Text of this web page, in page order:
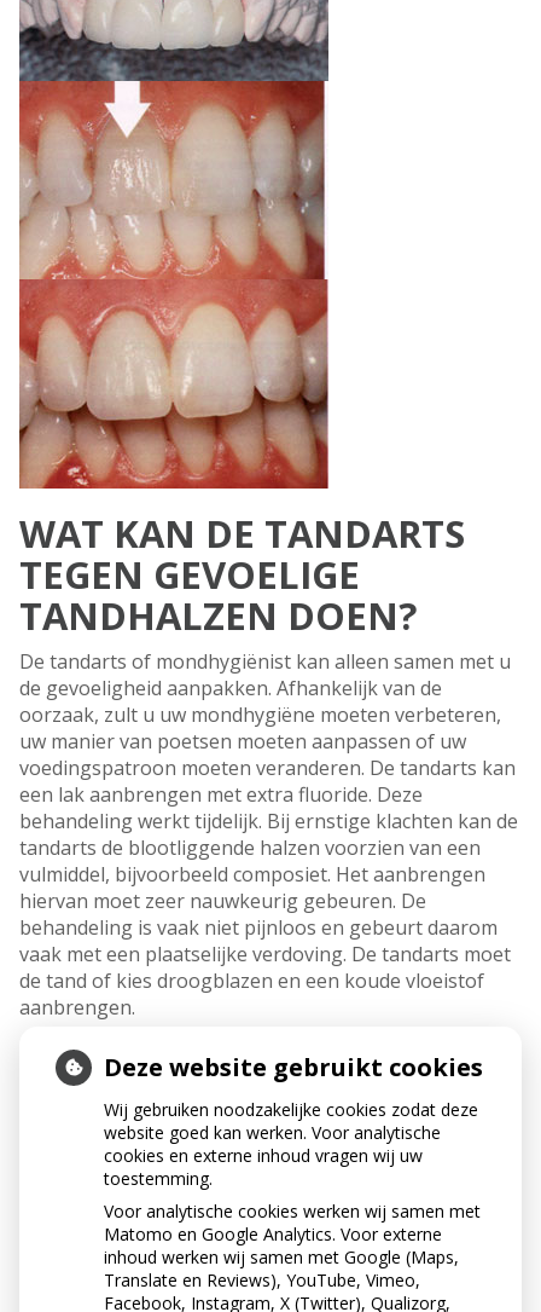
WAT KAN DE TANDARTS
TEGEN GEVOELIGE
TANDHALZEN DOEN?
De tandarts of mondhygiënist kan alleen samen met u
de gevoeligheid aanpakken. Afhankelijk van de
oorzaak, zult u uw mondhygiëne moeten verbeteren,
uw manier van poetsen moeten aanpassen of uw
voedingspatroon moeten veranderen. De tandarts kan
een lak aanbrengen met extra fluoride. Deze
behandeling werkt tijdelijk. Bij ernstige klachten kan de
tandarts de blootliggende halzen voorzien van een
vulmiddel, bijvoorbeeld composiet. Het aanbrengen
hiervan moet zeer nauwkeurig gebeuren. De
behandeling is vaak niet pijnloos en gebeurt daarom
vaak met een plaatselijke verdoving. De tandarts moet
de tand of kies droogblazen en een koude vloeistof
aanbrengen.
VAN WELK MATERIAAL
WORDEN FACINGS
GEMAAKT?
Een facing wordt gemaakt van composiet of porselein.
Voor een facing van composiet hoeft de tandarts over
het algemeen minder aan uw tand te slijpen. Ook is het
resultaat beter voorspelbaar en de kosten zijn
aanzienlijk lager dan bij een porseleinen facing. Daar
Deze website gebruikt cookies
Wij gebruiken noodzakelijke cookies zodat deze
website goed kan werken. Voor analytische
cookies en externe inhoud vragen wij uw
toestemming.
Voor analytische cookies werken wij samen met
Matomo en Google Analytics. Voor externe
inhoud werken wij samen met Google (Maps,
Translate en Reviews), YouTube, Vimeo,
Facebook, Instagram, X (Twitter), Qualizorg,